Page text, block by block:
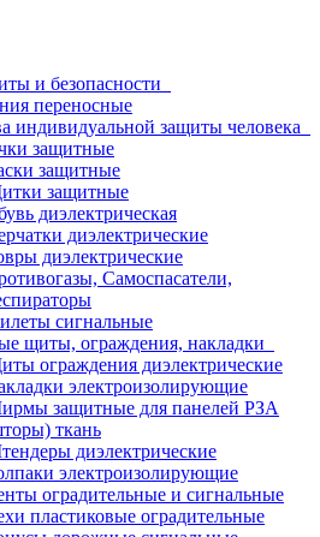
и безопасности
переносные
индивидуальной защиты человека
защитные
защитные
защитные
диэлектрическая
диэлектрические
диэлектрические
Самоспасатели,
сигнальные
щиты, ограждения, накладки
ограждения диэлектрические
электроизолирующие
защитные для панелей РЗА
ткань
диэлектрические
электроизолирующие
оградительные и сигнальные
пластиковые оградительные